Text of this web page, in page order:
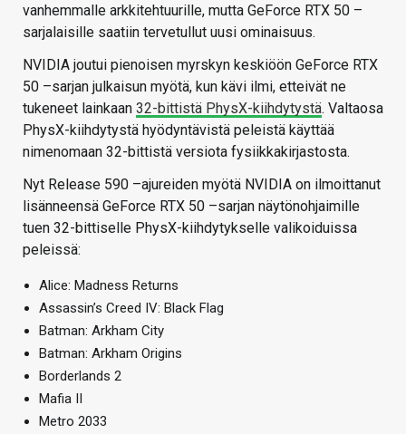
vanhemmalle arkkitehtuurille, mutta GeForce RTX 50 –
sarjalaisille saatiin tervetullut uusi ominaisuus.
NVIDIA joutui pienoisen myrskyn keskiöön GeForce RTX
50 –sarjan julkaisun myötä, kun kävi ilmi, etteivät ne
tukeneet lainkaan 32-bittistä PhysX-kiihdytystä. Valtaosa
PhysX-kiihdytystä hyödyntävistä peleistä käyttää
nimenomaan 32-bittistä versiota fysiikkakirjastosta.
Nyt Release 590 –ajureiden myötä NVIDIA on ilmoittanut
lisänneensä GeForce RTX 50 –sarjan näytönohjaimille
tuen 32-bittiselle PhysX-kiihdytykselle valikoiduissa
peleissä:
Alice: Madness Returns
Assassin’s Creed IV: Black Flag
Batman: Arkham City
Batman: Arkham Origins
Borderlands 2
Mafia II
Metro 2033